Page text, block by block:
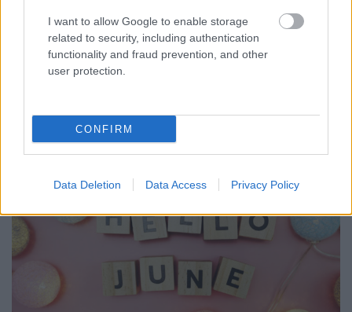
I want to allow Google to enable storage
related to security, including authentication
functionality and fraud prevention, and other
user protection.
CONFIRM
Data Deletion Data Access Privacy Policy
Átveszi az AI a munkádat? Hogyan tudsz lépést
tartani vele? Ennek a két kérdésnek a
megválaszolására szervezett eseményt az AIESEC
Hungary a ...